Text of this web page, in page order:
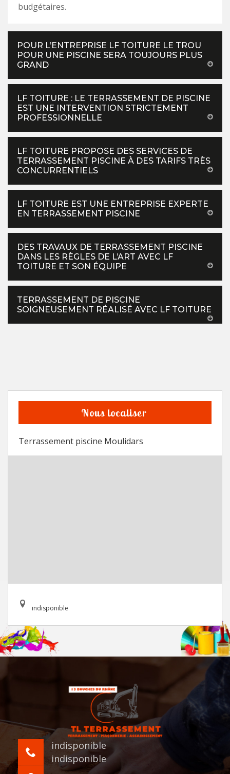
budgétaires.
POUR L’ENTREPRISE LF TOITURE LE TROU
POUR UNE PISCINE SERA TOUJOURS PLUS
GRAND
LF TOITURE : LE TERRASSEMENT DE PISCINE
EST UNE INTERVENTION STRICTEMENT
PROFESSIONNELLE
LF TOITURE PROPOSE DES SERVICES DE
TERRASSEMENT PISCINE À DES TARIFS TRÈS
CONCURRENTIELS
LF TOITURE EST UNE ENTREPRISE EXPERTE
EN TERRASSEMENT PISCINE
DES TRAVAUX DE TERRASSEMENT PISCINE
DANS LES RÈGLES DE L’ART AVEC LF
TOITURE ET SON ÉQUIPE
TERRASSEMENT DE PISCINE
SOIGNEUSEMENT RÉALISÉ AVEC LF TOITURE
Nous localiser
Terrassement piscine Moulidars
indisponible
indisponible
indisponible